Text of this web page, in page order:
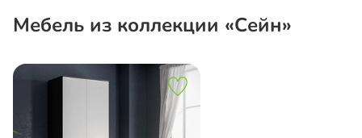
Мебель из коллекции «Сейн»